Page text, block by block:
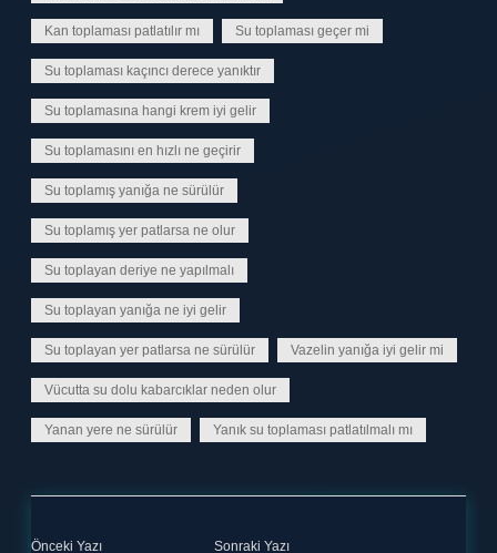
Kan toplaması patlatılır mı Su toplaması geçer mi
Su toplaması kaçıncı derece yanıktır
Su toplamasına hangi krem iyi gelir
Su toplamasını en hızlı ne geçirir
Su toplamış yanığa ne sürülür
Su toplamış yer patlarsa ne olur
Su toplayan deriye ne yapılmalı
Su toplayan yanığa ne iyi gelir
Su toplayan yer patlarsa ne sürülür Vazelin yanığa iyi gelir mi
Vücutta su dolu kabarcıklar neden olur
Yanan yere ne sürülür Yanık su toplaması patlatılmalı mı
Önceki Yazı Sonraki Yazı